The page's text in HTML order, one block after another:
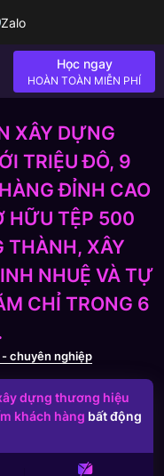
Zalo
Học ngay
HOÀN TOÀN MIỄN PHÍ
XÂY DỰNG
TRIỆU ĐÔ, 9
ĐỈNH CAO
HỮU TỆP 500
THÀNH, XÂY
NHUỆ VÀ TỰ
CHỈ TRONG 6
chuyên nghiệp
dựng thương hiệu
khách hàng bất động